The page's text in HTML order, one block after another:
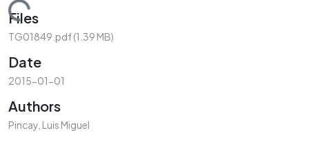
Loading...
Files
TG01849.pdf(1.39 MB)
Date
2015-01-01
Authors
Pincay, Luis Miguel